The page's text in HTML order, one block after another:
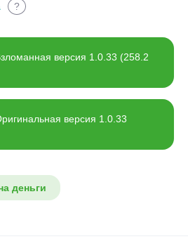
?
версия 1.0.33 (258.2
версия 1.0.33
деньги